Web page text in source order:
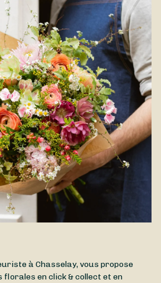
à Chasselay, vous propose
en click & collect et en